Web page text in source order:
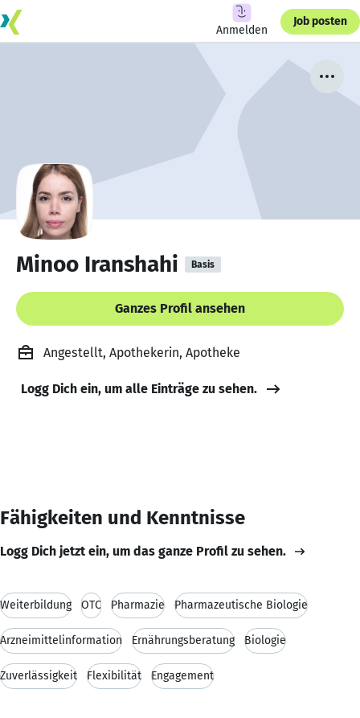
Anmelden
Job posten
Minoo Iranshahi Basis
Ganzes Profil ansehen
Angestellt, Apothekerin, Apotheke
Logg Dich ein, um alle Einträge zu sehen.
Fähigkeiten und Kenntnisse
Logg Dich jetzt ein, um das ganze Profil zu sehen.
Weiterbildung OTC Pharmazie Pharmazeutische Biologie
Arzneimittelinformation Ernährungsberatung Biologie
Zuverlässigkeit Flexibilität Engagement